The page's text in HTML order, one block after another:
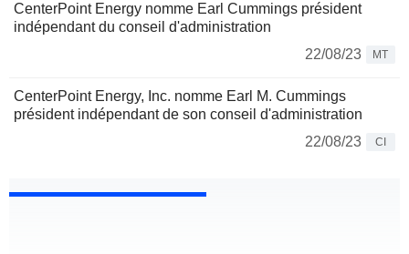
CenterPoint Energy nomme Earl Cummings président
indépendant du conseil d'administration
22/08/23
MT
CenterPoint Energy, Inc. nomme Earl M. Cummings
président indépendant de son conseil d'administration
22/08/23
CI